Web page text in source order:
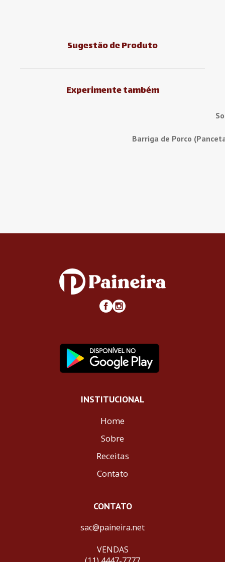
Sugestão de Produto
Experimente também
Barriga de Porco
INSTITUCIONAL
Home
Sobre
Receitas
Contato
CONTATO
sac@paineira.net
VENDAS